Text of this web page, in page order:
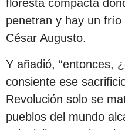
floresta compacta
penetran y hay un
César Augusto.
Y añadió, “entonces,
consiente ese
Revolución solo se
pueblos del mundo